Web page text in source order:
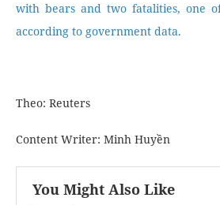
with bears and two fatalities, one
according to government data.
Theo: Reuters
Content Writer: Minh Huyền
You Might Also Like